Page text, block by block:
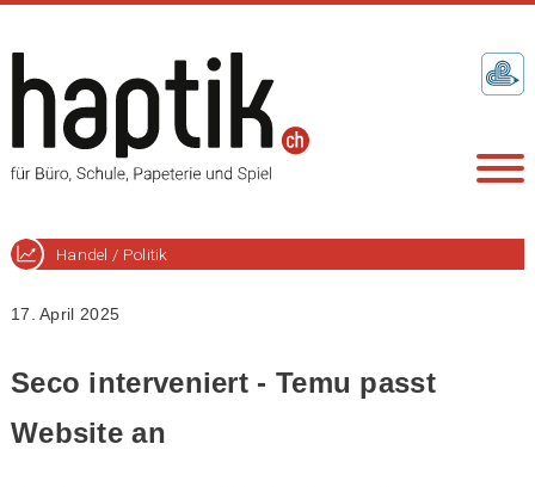
Handel / Politik
17. April 2025
Seco interveniert - Temu passt
Website an